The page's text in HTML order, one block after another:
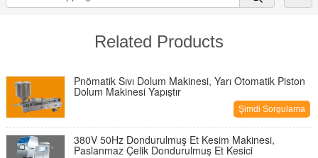
Related Products
Pnömatik Sıvı Dolum Makinesi, Yarı Otomatik Piston
Dolum Makinesi Yapıştır
Şimdi Sorgulama
380V 50Hz Dondurulmuş Et Kesim Makinesi,
Paslanmaz Çelik Dondurulmuş Et Kesici